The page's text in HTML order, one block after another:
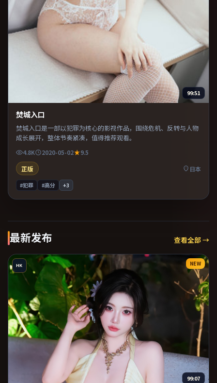
99:51
焚城入口
焚城入口是一部以犯罪为核心的影视作品，围绕危机、反转与人物
成长展开，整体节奏紧凑，值得推荐观看。
4.8K 2020-05-02
9.5
正版
日本
#犯罪 #高分 +3
最新发布 查看全部 →
HK NEW
99:07